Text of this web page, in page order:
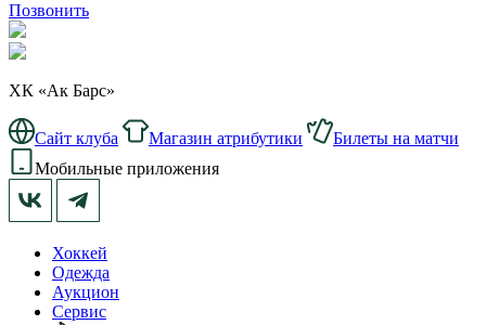
Позвонить
ХК «Ак Барс»
Сайт клуба Магазин атрибутики
Билеты на матчи
Мобильные приложения
Хоккей
Одежда
Аукцион
Сервис